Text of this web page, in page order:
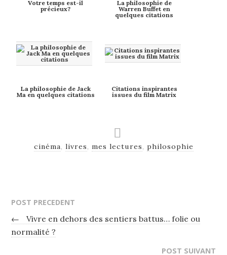
Votre temps est-il
précieux?
La philosophie de
Warren Buffet en
quelques citations
La philosophie de Jack
Ma en quelques citations
Citations inspirantes
issues du film Matrix
cinéma, livres, mes lectures, philosophie
POST PRECEDENT
←
Vivre en dehors des sentiers battus… folie ou
normalité ?
POST SUIVANT